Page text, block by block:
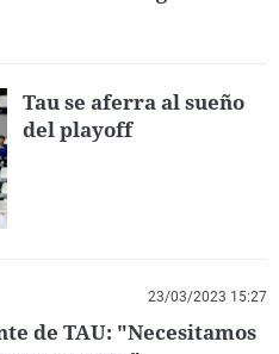
Tau se aferra al sueño
del playoff
23/03/2023 15:27
de TAU: "Necesitamos